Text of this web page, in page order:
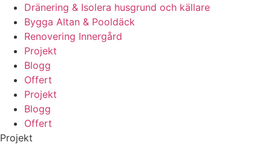
Dränering & Isolera husgrund och källare
Bygga Altan & Pooldäck
Renovering Innergård
Projekt
Blogg
Offert
Projekt
Blogg
Offert
Projekt